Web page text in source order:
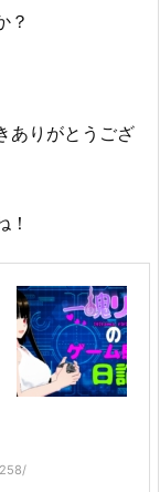
？
ありがとうござ